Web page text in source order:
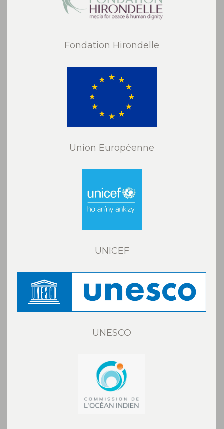
Fondation Hirondelle
Union Européenne
UNICEF
UNESCO